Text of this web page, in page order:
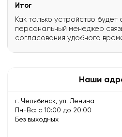
Итог
Как только устройство будет
персональный менеджер
согласования удобного
Наши
г. Челябинск, ул. Ленина
Пн-Вс: с 10:00 до 20:00
Без выходных